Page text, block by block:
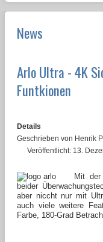
News
Arlo Ultra - 4K
Funtkionen
Details
Geschrieben von Henrik
Veröffentlicht: 13.
Mit der
beider
aber niccht nur mit
auch viele weitere
Farbe, 180-Grad